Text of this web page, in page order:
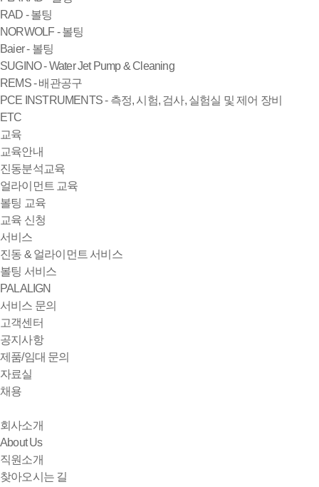
RAD - 볼팅
NORWOLF - 볼팅
Baier - 볼팅
SUGINO - Water Jet Pump & Cleaning
REMS - 배관공구
PCE INSTRUMENTS - 측정, 시험, 검사, 실험실 및 제어 장비
ETC
교육
교육안내
진동분석교육
얼라이먼트 교육
볼팅 교육
교육 신청
서비스
진동 & 얼라이먼트 서비스
볼팅 서비스
PALALIGN
서비스 문의
고객센터
공지사항
제품/임대 문의
자료실
채용
회사소개
About Us
직원소개
찾아오시는 길